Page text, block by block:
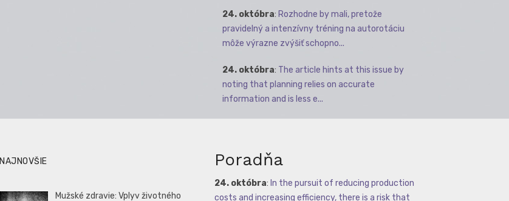
24. októbra: Rozhodne by mali, pretože
pravidelný a intenzívny tréning na autorotáciu
môže výrazne zvýšiť schopno...
24. októbra: The article hints at this issue by
noting that planning relies on accurate
information and is less e...
NAJNOVŠIE
Mužské zdravie: Vplyv životného
Poradňa
24. októbra: In the pursuit of reducing production
costs and increasing efficiency, there is a risk that